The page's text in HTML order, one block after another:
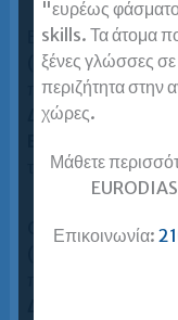
Β) Κατανόηση
(5 κείμενα
πολλαπλών
Διάρκεια:
το 60%.
C) Κατανόηση
(4 ασκήσεις
"ευρέως
skills. Τα άτομα
ξένες γλώσσες σε
περιζήτητα στην
χώρες.
Μάθετε
Επικοινωνία: